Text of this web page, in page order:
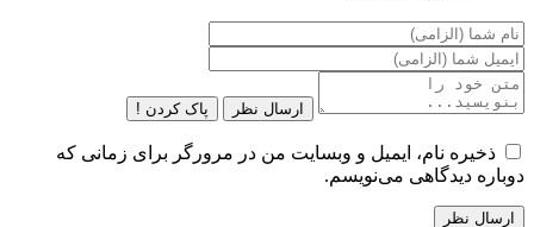
ارسال نظر پاک کردن !
ذخیره نام، ایمیل و وبسایت من در مرورگر برای زمانی که
دوباره دیدگاهی می‌نویسم.